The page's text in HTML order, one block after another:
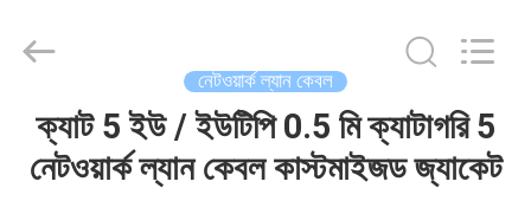
বাড়ি
Industry
Reserved.
নেটওয়ার্ক ল্যান কেবল
ক্যাট 5 ইউ / ইউটিপি 0.5 মি ক্যাটাগরি 5
নেটওয়ার্ক ল্যান কেবল কাস্টমাইজড জ্যাকেট